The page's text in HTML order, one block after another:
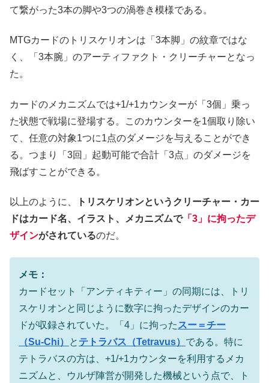
て繋がった3本の脚や3つの渦巻き模様である。
MTGカードのトリスケリオンは「3本脚」の紋章ではな
く、「3本腕」のアーティファクト・クリーチャーとなっ
た。
カードのメカニズムでは+1/+1カウンターが「3個」乗っ
た状態で戦場に登場する。このカウンターを1個取り除い
て、任意の対象1つに1点のダメージを与えることができ
る。つまり「3回」起動可能で合計「3点」のダメージを
飛ばすことができる。
以上のように、
トリスケリオンというクリーチャー・カー
ドはカード名、イラスト、メカニズムで「3」に拘ったデ
ザインがされているのだ。
メモ：
カードセット「アンティキティー」の同期には、トリ
スケリオンと同じように数字に拘ったデザインのカー
ドが収録されていた。「4」に拘ったスー＝チー
（Su-Chi）
と テトラバス（Tetravus） である。特に
テトラバスの方は、+1/+1カウンターを利用するメカ
ニズムと、ウルザ陣営が開発した機械という点で、ト